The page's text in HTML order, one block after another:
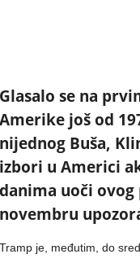
Glasalo se na
Amerike još od
nijednog Buša,
izbori u Americi
danima uoči
novembru
Tramp je, međutim, do